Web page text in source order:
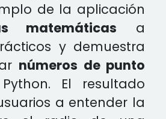
de la aplicación
matemáticas a
y demuestra
números de punto
El resultado
a entender la